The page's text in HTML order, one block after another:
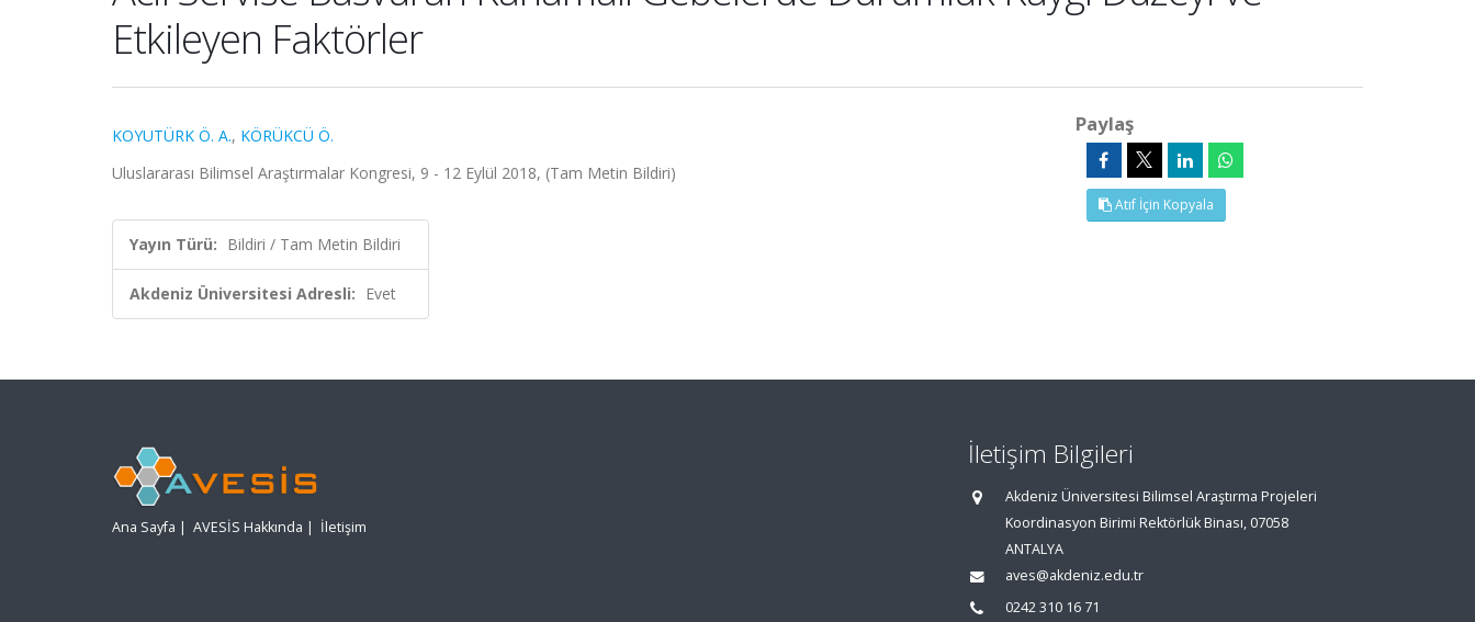
Etkileyen Faktörler
KOYUTÜRK Ö. A., KÖRÜKCÜ Ö.
Uluslararası Bilimsel Araştırmalar Kongresi, 9 - 12 Eylül 2018, (Tam Metin Bildiri)
Yayın Türü: Bildiri / Tam Metin Bildiri
Akdeniz Üniversitesi Adresli: Evet
Paylaş
Atıf İçin Kopyala
Ana Sayfa | AVESİS Hakkında | İletişim
İletişim Bilgileri
Akdeniz Üniversitesi Bilimsel Araştırma Projeleri
Koordinasyon Birimi Rektörlük Binası, 07058
ANTALYA
aves@akdeniz.edu.tr
0242 310 16 71